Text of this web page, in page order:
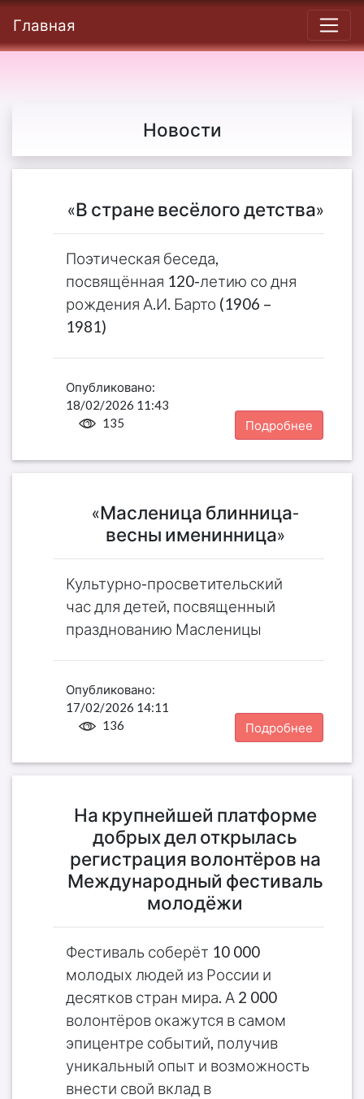
Главная
Новости
«В стране весёлого детства»
Поэтическая беседа,
посвящённая 120-летию со дня
рождения А.И. Барто (1906 –
1981)
Опубликовано:
18/02/2026 11:43
135
Подробнее
«Масленица блинница-
весны именинница»
Культурно-просветительский
час для детей, посвященный
празднованию Масленицы
Опубликовано:
17/02/2026 14:11
136
Подробнее
На крупнейшей платформе
добрых дел открылась
регистрация волонтёров на
Международный фестиваль
молодёжи
Фестиваль соберёт 10 000
молодых людей из России и
десятков стран мира. А 2 000
волонтёров окажутся в самом
эпицентре событий, получив
уникальный опыт и возможность
внести свой вклад в